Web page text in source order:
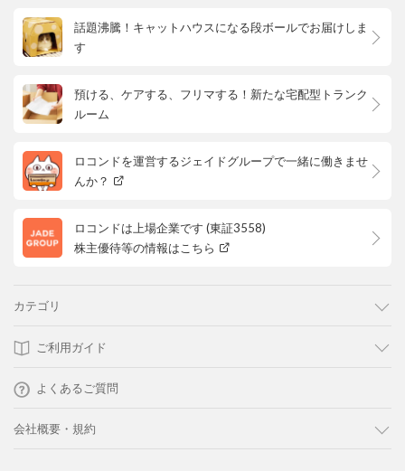
話題沸騰！キャットハウスになる段ボールでお届けしま
す
預ける、ケアする、フリマする！新たな宅配型トランク
ルーム
ロコンドを運営するジェイドグループで一緒に働きませ
んか？
ロコンドは上場企業です (東証3558)
株主優待等の情報はこちら
カテゴリ
ご利用ガイド
よくあるご質問
会社概要・規約